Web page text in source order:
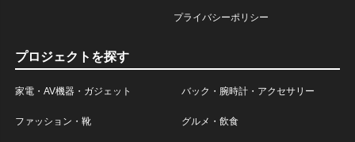
プライバシーポリシー
プロジェクトを探す
家電・AV機器・ガジェット バック・腕時計・アクセサリー
ファッション・靴 グルメ・飲食